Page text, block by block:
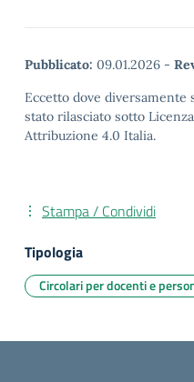
Pubblicato: 09.01.2026 -
Eccetto dove diversamente
stato rilasciato sotto
Attribuzione 4.0 Italia.
Stampa / Condividi
Tipologia
Circolari per docenti e